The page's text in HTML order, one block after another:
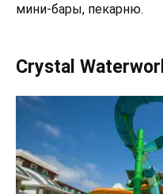
мини-бары, пекарню.
Crystal